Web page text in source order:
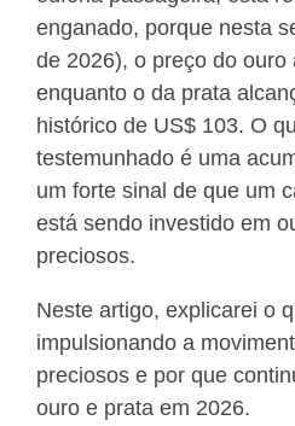
enganado, porque nesta
de 2026), o preço do ouro
enquanto o da prata
histórico de US$ 103. O
testemunhado é uma
um forte sinal de que um
está sendo investido em
preciosos.
Neste artigo, explicarei o
impulsionando a
preciosos e por que
ouro e prata em 2026.